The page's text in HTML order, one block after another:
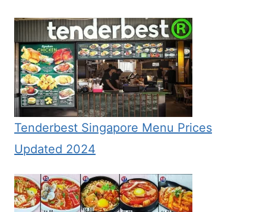
Tenderbest Singapore Menu Prices
Updated 2024